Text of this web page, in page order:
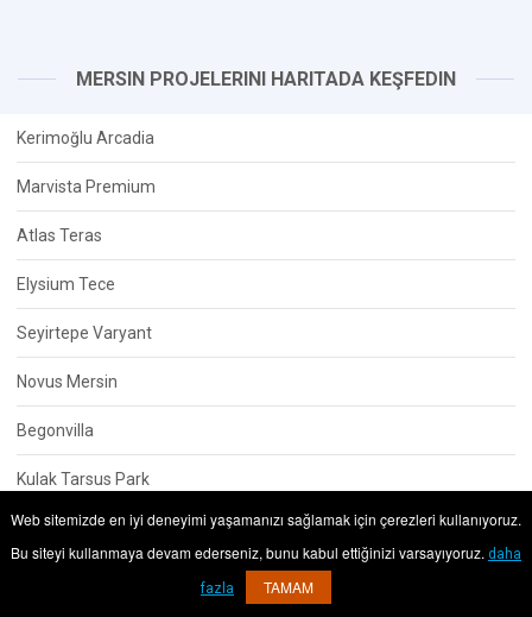
MERSIN PROJELERINI HARITADA KEŞFEDIN
Kerimoğlu Arcadia
Marvista Premium
Atlas Teras
Elysium Tece
Seyirtepe Varyant
Novus Mersin
Begonvilla
Kulak Tarsus Park
Ay Vadisi
Web sitemizde en iyi deneyimi yaşamanızı sağlamak için çerezleri kullanıyoruz.
Bu siteyi kullanmaya devam ederseniz, bunu kabul ettiğinizi varsayıyoruz. daha
fazla TAMAM